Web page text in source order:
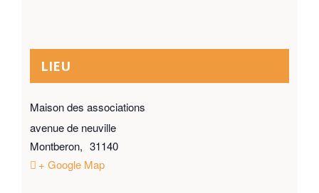
LIEU
Maison des associations
avenue de neuville
Montberon, 31140
+ Google Map